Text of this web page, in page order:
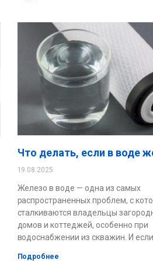
Что делать, если в воде
19.08.2025
Железо в воде — одна из самых
распространенных проблем, с
сталкиваются владельцы
домов и коттеджей, особенно при
водоснабжении из скважин. И
Подробнее